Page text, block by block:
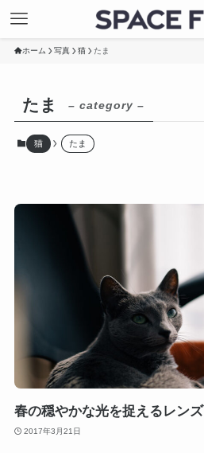
ホーム 写真 猫 たま
たま – category –
猫 たま
春の穏やかな光を捉えるレンズ
2017年3月21日